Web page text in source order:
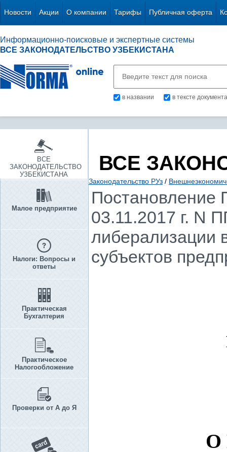
Новости Акции О компании Тарифы Публичная оферта
Информационно-поисковые и экспертные системы
ВСЕ ЗАКОНОДАТЕЛЬСТВО УЗБЕКИСТАНА
в названии в тексте документа
ВСЕ
ЗАКОНОДАТЕЛЬСТВО
УЗБЕКИСТАНА
Малое предприятие
Налоги: Вопросы и
ответы
Практическая
Бухгалтерия
Практическое
Налогообложение
Проверки от А до Я
ВСЕ
Законодательство РУз /
Постановление
03.11.2017 г. N
либерализации
субъектов
О